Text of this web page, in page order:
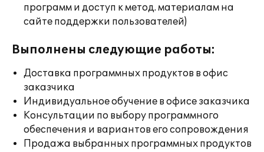
программ и доступ к метод. материалам на
сайте поддержки пользователей)
Выполнены следующие работы:
Доставка программных продуктов в офис
заказчика
Индивидуальное обучение в офисе заказчика
Консультации по выбору программного
обеспечения и вариантов его сопровождения
Продажа выбранных программных продуктов